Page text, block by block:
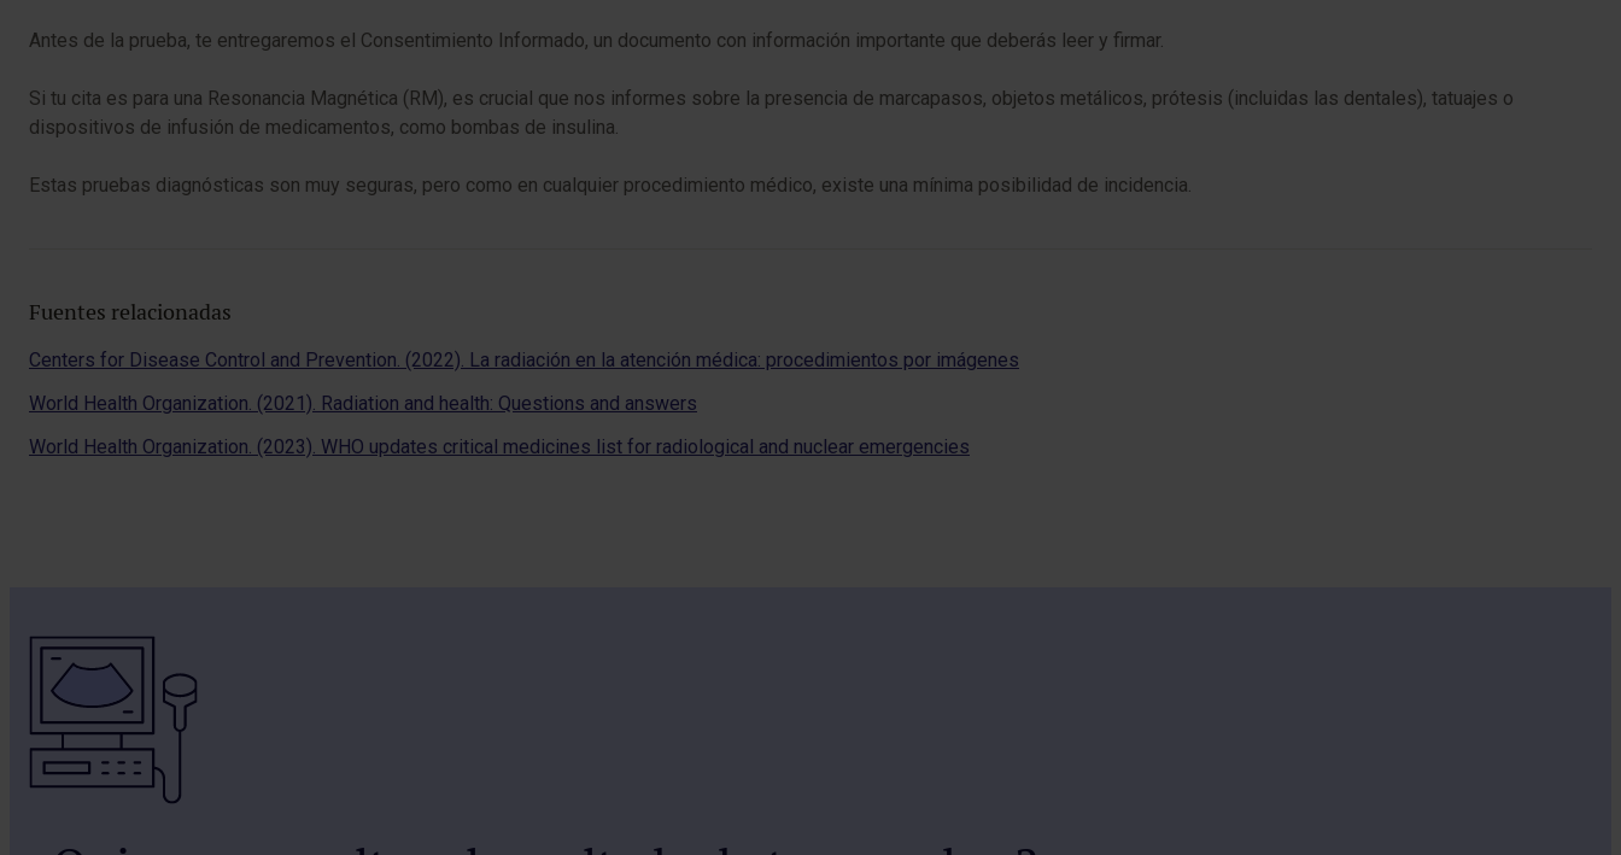
Antes de la prueba, te entregaremos el Consentimiento Informado, un documento con información importante que deberás leer y firmar.
Si tu cita es para una Resonancia Magnética (RM), es crucial que nos informes sobre la presencia de marcapasos, objetos metálicos, prótesis (incluidas las dentales), tatuajes o
dispositivos de infusión de medicamentos, como bombas de insulina.
Estas pruebas diagnósticas son muy seguras, pero como en cualquier procedimiento médico, existe una mínima posibilidad de incidencia.
Fuentes relacionadas
Centers for Disease Control and Prevention. (2022). La radiación en la atención médica: procedimientos por imágenes
World Health Organization. (2021). Radiation and health: Questions and answers
World Health Organization. (2023). WHO updates critical medicines list for radiological and nuclear emergencies